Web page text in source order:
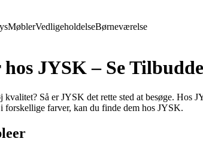
MøblerVedligeholdelseBørneværelse
JYSK – Se
Så er JYSK det rette sted at besøge.
farver, kan du finde dem hos JYSK.